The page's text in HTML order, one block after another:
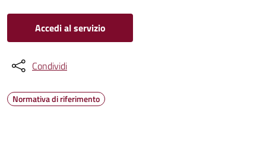
Accedi al servizio
Condividi
Normativa di riferimento